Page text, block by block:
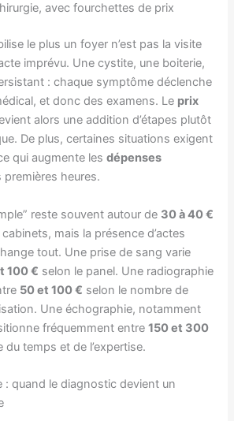
avec fourchettes de prix
le plus un foyer n’est pas la visite
imprévu. Une cystite, une boiterie,
: chaque symptôme déclenche
et donc des examens. Le prix
alors une addition d’étapes plutôt
De plus, certaines situations exigent
qui augmente lesdépenses
premières heures.
reste souvent autour de 30 à 40 €
mais la présence d’actes
tout. Une prise de sang varie
100 € selon le panel. Une radiographie
50 et 100 € selon le nombre de
Une échographie, notamment
fréquemment entre150 et 300
du temps et de l’expertise.
: quand le diagnostic devient un